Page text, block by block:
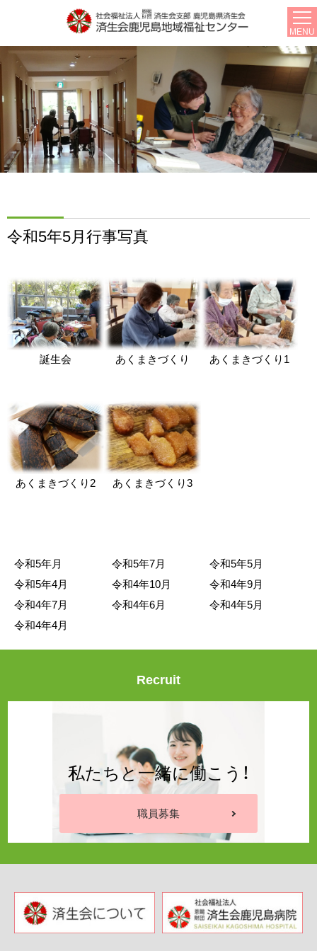
MENU
令和5年5月行事写真
誕生会 あくまきづくり あくまきづくり1
あくまきづくり2 あくまきづくり3
令和5年月 令和5年7月
令和5年5月
令和5年4月
令和4年10月
令和4年9月
令和4年7月
令和4年6月
令和4年5月
令和4年4月
Recruit
私たちと一緒に働こう！
職員募集